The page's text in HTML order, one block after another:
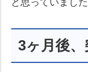
と思っていました
3ヶ月後